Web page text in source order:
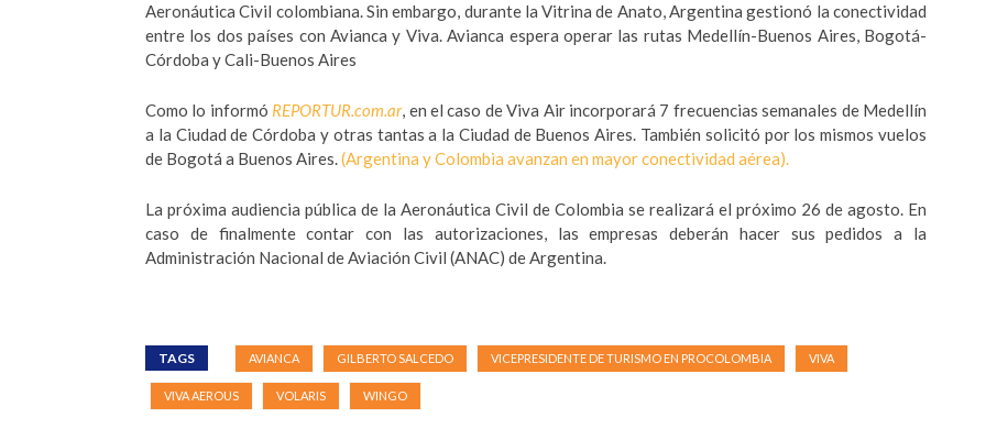
Aeronáutica Civil colombiana. Sin embargo, durante la Vitrina de Anato, Argentina gestionó la conectividad
entre los dos países con Avianca y Viva. Avianca espera operar las rutas Medellín-Buenos Aires, Bogotá-
Córdoba y Cali-Buenos Aires
Como lo informó REPORTUR.com.ar, en el caso de Viva Air incorporará 7 frecuencias semanales de Medellín
a la Ciudad de Córdoba y otras tantas a la Ciudad de Buenos Aires. También solicitó por los mismos vuelos
de Bogotá a Buenos Aires.(Argentina y Colombia avanzan en mayor conectividad aérea).
La próxima audiencia pública de la Aeronáutica Civil de Colombia se realizará el próximo 26 de agosto. En
caso de finalmente contar con las autorizaciones, las empresas deberán hacer sus pedidos a la
Administración Nacional de Aviación Civil (ANAC) de Argentina.
TAGS AVIANCA GILBERTO SALCEDO VICEPRESIDENTE DE TURISMO EN PROCOLOMBIA VIVA
VIVA AEROUS VOLARIS WINGO